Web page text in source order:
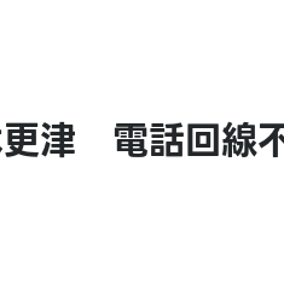
津 電話回線